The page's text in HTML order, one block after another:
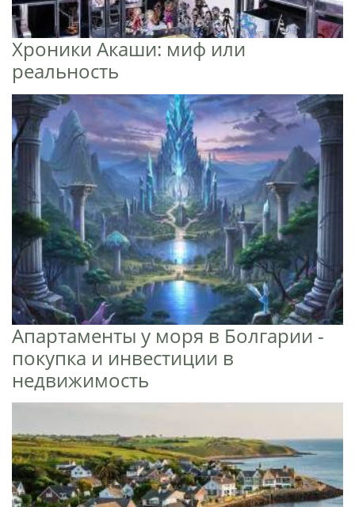
Хроники Акаши: миф или
реальность
Апартаменты у моря в Болгарии -
покупка и инвестиции в
недвижимость